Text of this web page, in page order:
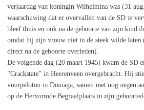
verjaardag van koningin Wilhelmina was (31
waarschuwing dat er overvallen van de SD te
bleef thuis en ook na de geboorte van zijn kind
omdat hij zijn vrouw niet in de steek wilde
direct na de geboorte overleden).
De volgende dag (20 maart 1945) kwam de SD
"Crackstate" in Heerenveen overgebracht. Hij
vuurpeloton in Doniaga, samen met nog negen
op de Hervormde Begraafplaats in zijn